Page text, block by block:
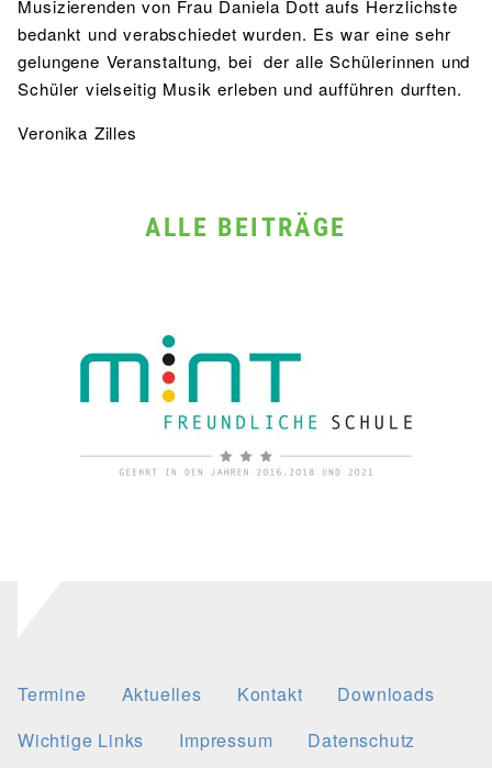
Musizierenden von Frau Daniela Dott aufs Herzlichste
bedankt und verabschiedet wurden. Es war eine sehr
gelungene Veranstaltung, bei der alle Schülerinnen und
Schüler vielseitig Musik erleben und aufführen durften.
Veronika Zilles
ALLE BEITRÄGE
Termine Aktuelles Kontakt
Downloads
Wichtige Links
Impressum Datenschutz